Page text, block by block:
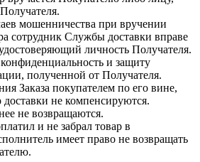
мошенничества при вручении
сотрудник Службы доставки вправе
личность Получателя.
и защиту
полученной от Получателя.
Заказа покупателем по его вине,
доставки не компенсируются.
не возвращаются.
и не забрал товар в
имеет право не возвращать